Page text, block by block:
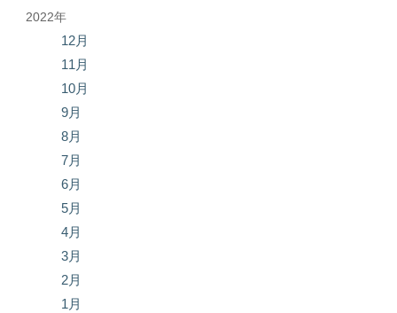
2022年
12月
11月
10月
9月
8月
7月
6月
5月
4月
3月
2月
1月